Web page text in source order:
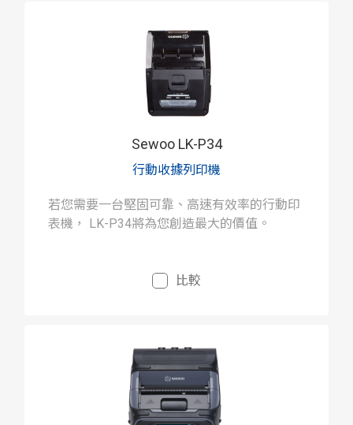
Sewoo LK-P34
行動收據列印機
若您需要一台堅固可靠、高速有效率的行動印
表機， LK-P34將為您創造最大的價值。
比較